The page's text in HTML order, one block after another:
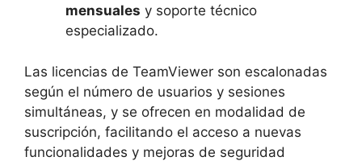
mensuales y soporte técnico
especializado.
Las licencias de TeamViewer son escalonadas
según el número de usuarios y sesiones
simultáneas, y se ofrecen en modalidad de
suscripción, facilitando el acceso a nuevas
funcionalidades y mejoras de seguridad